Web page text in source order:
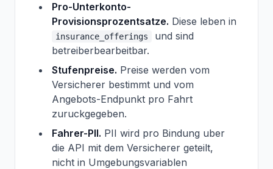
Pro-Unterkonto-
Provisionsprozentsatze. Diese leben in
insurance_offerings
und sind
betreiberbearbeitbar.
Stufenpreise. Preise werden vom
Versicherer bestimmt und vom
Angebots-Endpunkt pro Fahrt
zuruckgegeben.
Fahrer-PII. PII wird pro Bindung uber
die API mit dem Versicherer geteilt,
nicht in Umgebungsvariablen